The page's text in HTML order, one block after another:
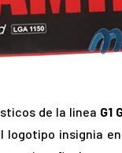
de la linea G1
logotipo insignia